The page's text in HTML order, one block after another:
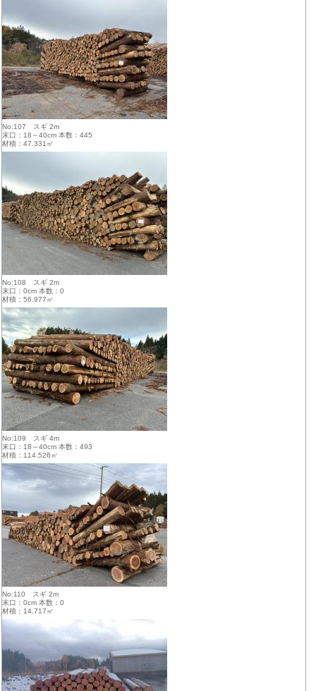
No:107 スギ 2m
末口：18～40cm 本数：445
材積：47.331㎥
No:108 スギ 2m
末口：0cm 本数：0
材積：56.977㎥
No:109 スギ 4m
末口：18～40cm 本数：493
材積：114.526㎥
No:110 スギ 2m
末口：0cm 本数：0
材積：14.717㎥